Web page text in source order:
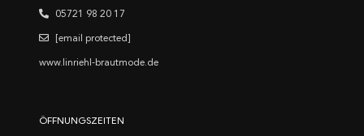
05721 98 20 17
[email protected]
www.linriehl-brautmode.de
ÖFFNUNGSZEITEN